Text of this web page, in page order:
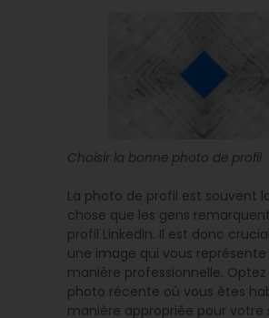
Choisir la bonne photo de profil
La photo de profil est souvent
chose que les gens
profil LinkedIn. Il est donc
une image qui vous représente
manière professionnelle.
photo récente où vous êtes
manière appropriée pour votre